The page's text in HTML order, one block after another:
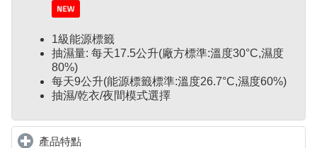
1級能源標籤
抽濕量: 每天17.5公升(廠方標準:溫度30°C,濕度
80%)
每天9公升(能源標籤標準:溫度26.7°C,濕度60%)
抽濕/乾衣/夜間模式選擇
產品特點click to expand contents